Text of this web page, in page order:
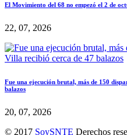
El Movimiento del 68 no empezó el 2 de
22, 07, 2026
Fue una ejecución brutal, más de 150
balazos
20, 07, 2026
© 2017 SoySNTE Derechos